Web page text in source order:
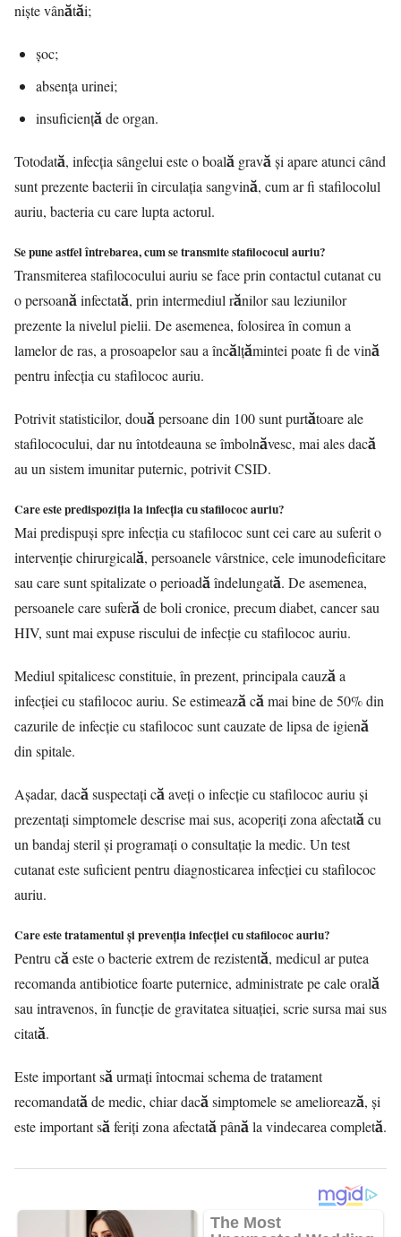
niște vânătăi;
șoc;
absența urinei;
insuficiență de organ.
Totodată, infecţia sângelui este o boală gravă şi apare atunci când
sunt prezente bacterii în circulaţia sangvină, cum ar fi stafilocolul
auriu, bacteria cu care lupta actorul.
Se pune astfel întrebarea, cum se transmite stafilococul auriu?
Transmiterea stafilococului auriu se face prin contactul cutanat cu
o persoană infectată, prin intermediul rănilor sau leziunilor
prezente la nivelul pielii. De asemenea, folosirea în comun a
lamelor de ras, a prosoapelor sau a încălţămintei poate fi de vină
pentru infecţia cu stafilococ auriu.
Potrivit statisticilor, două persoane din 100 sunt purtătoare ale
stafilococului, dar nu întotdeauna se îmbolnăvesc, mai ales dacă
au un sistem imunitar puternic, potrivit CSID.
Care este predispoziția la infecția cu stafilococ auriu?
Mai predispuşi spre infecţia cu stafilococ sunt cei care au suferit o
intervenţie chirurgicală, persoanele vârstnice, cele imunodeficitare
sau care sunt spitalizate o perioadă îndelungată. De asemenea,
persoanele care suferă de boli cronice, precum diabet, cancer sau
HIV, sunt mai expuse riscului de infecţie cu stafilococ auriu.
Mediul spitalicesc constituie, în prezent, principala cauză a
infecţiei cu stafilococ auriu. Se estimează că mai bine de 50% din
cazurile de infecţie cu stafilococ sunt cauzate de lipsa de igienă
din spitale.
Aşadar, dacă suspectaţi că aveţi o infecţie cu stafilococ auriu şi
prezentaţi simptomele descrise mai sus, acoperiţi zona afectată cu
un bandaj steril şi programaţi o consultaţie la medic. Un test
cutanat este suficient pentru diagnosticarea infecţiei cu stafilococ
auriu.
Care este tratamentul şi prevenţia infecţiei cu stafilococ auriu?
Pentru că este o bacterie extrem de rezistentă, medicul ar putea
recomanda antibiotice foarte puternice, administrate pe cale orală
sau intravenos, în funcţie de gravitatea situaţiei, scrie sursa mai sus
citată.
Este important să urmaţi întocmai schema de tratament
recomandată de medic, chiar dacă simptomele se ameliorează, şi
este important să feriţi zona afectată până la vindecarea completă.